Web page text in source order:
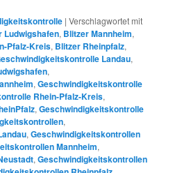
|Verschlagwortet mit
Ludwigshafen, Blitzer Mannheim,
Pfalz-Kreis, Blitzer Rheinpfalz,
Landau,
,
,Geschwindigkeitskontrolle
Rhein-Pfalz-Kreis,
,Geschwindigkeitskontrolle
,
,Geschwindigkeitskontrollen
Mannheim,
,Geschwindigkeitskontrollen